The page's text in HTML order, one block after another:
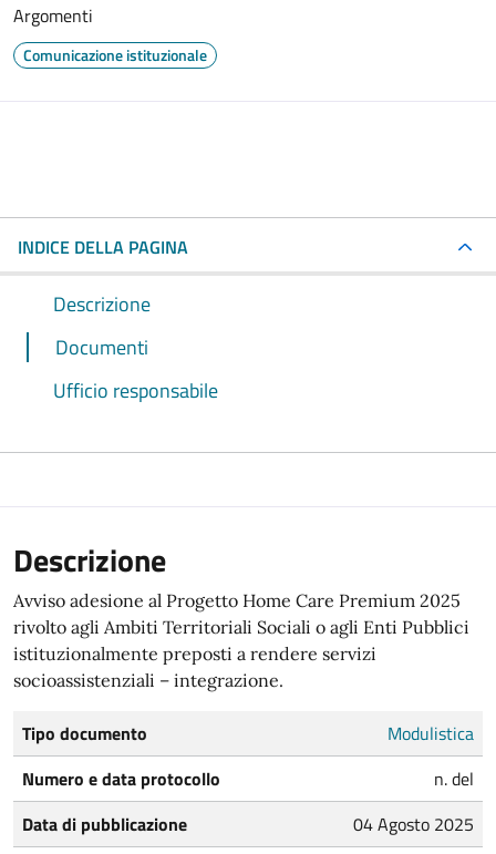
Argomenti
Comunicazione istituzionale
INDICE DELLA PAGINA
Descrizione
Documenti
Ufficio responsabile
Descrizione
Avviso adesione al Progetto Home Care Premium 2025
rivolto agli Ambiti Territoriali Sociali o agli Enti Pubblici
istituzionalmente preposti a rendere servizi
socioassistenziali – integrazione.
Tipo documento
Modulistica
Numero e data protocollo
n. del
Data di pubblicazione
04 Agosto 2025